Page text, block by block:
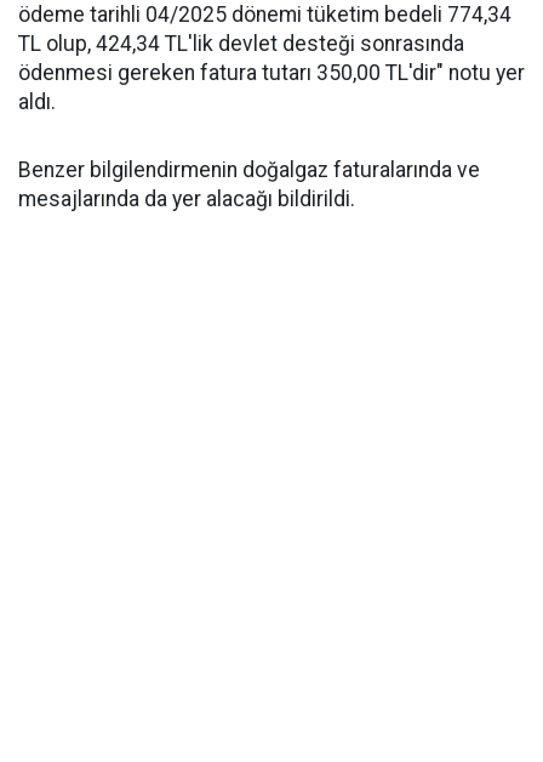
ödeme tarihli 04/2025 dönemi tüketim bedeli 774,34
TL olup, 424,34 TL'lik devlet desteği sonrasında
ödenmesi gereken fatura tutarı 350,00 TL'dir" notu yer
aldı.
Benzer bilgilendirmenin doğalgaz faturalarında ve
mesajlarında da yer alacağı bildirildi.